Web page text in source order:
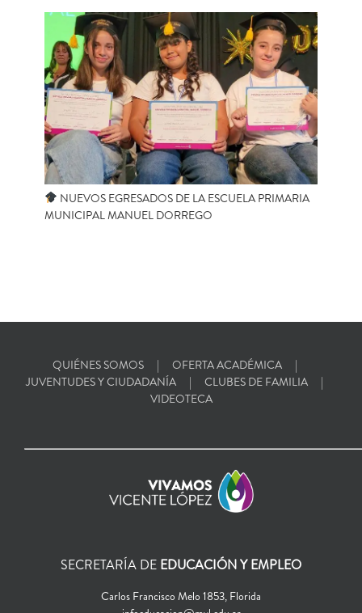
NUEVOS EGRESADOS DE LA ESCUELA PRIMARIA
MUNICIPAL MANUEL DORREGO
QUIÉNES SOMOS
OFERTA ACADÉMICA
JUVENTUDES Y CIUDADANÍA
CLUBES DE FAMILIA
VIDEOTECA
SECRETARÍA DE EDUCACIÓN Y EMPLEO
Carlos Francisco Melo 1853, Florida